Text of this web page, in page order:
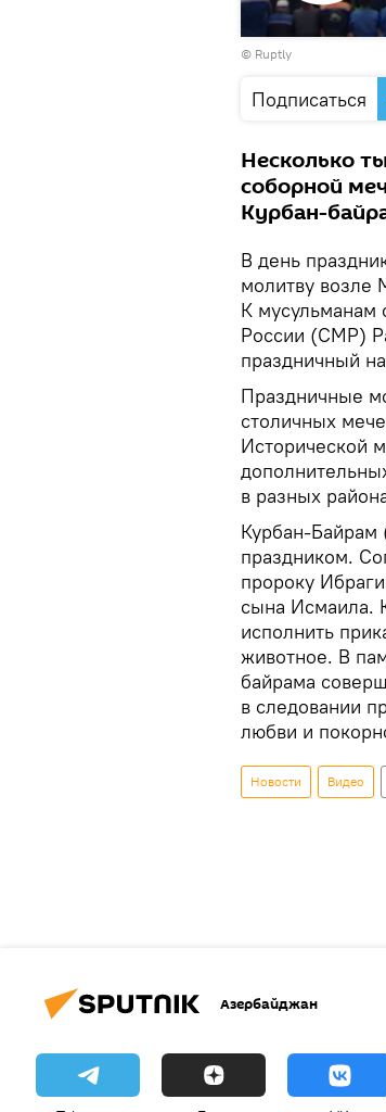
© Ruptly
Подписаться
Несколько
соборной
Курбан-
В день
молитву возле
К мусульманам
России (СМР)
праздничный
Праздничные
столичных
Исторической
в разных
Курбан-Байрам
праздником.
пророку
сына Исмаила.
исполнить
животное. В
байрама
в следовании
любви и
Новости Видео
Азербайджан